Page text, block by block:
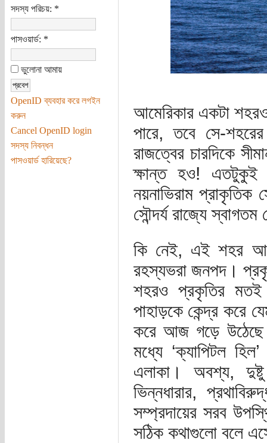
সদস্য পরিচয়: *
পাসওয়ার্ড: *
ভুলোনা আমায়
OpenID ব্যবহার করে লগইন
করুন
Cancel OpenID login
সদস্য নিবন্ধন
পাসওয়ার্ড হারিয়েছে?
আমেরিকার একটা শহরও
পারে, তবে সে-শহরের
রাজত্বের চারদিকে
ক্ষান্ত হও! এতটুকুই
নয়নাভিরাম প্রাকৃতিক
সৌন্দর্য রাজ্যে
কি নেই, এই শহর আর
রহস্যভরা জনপদ।
শহরও প্রকৃতির মতই
পাহাড়কে কেন্দ্র করে
করে আজ গড়ে উঠেছে
মধ্যে ‘ক্যাপিটল
এলাকা। অবশ্য, দুষ্টু
ভিন্নধারার,
সম্প্রদায়ের সরব
সঠিক কথাগুলো বলে